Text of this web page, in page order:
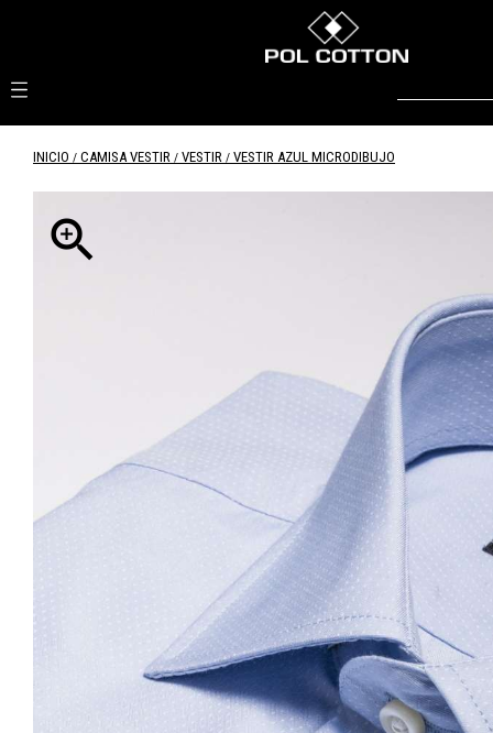
INICIO CAMISA VESTIR VESTIR VESTIR AZUL MICRODIBUJO
